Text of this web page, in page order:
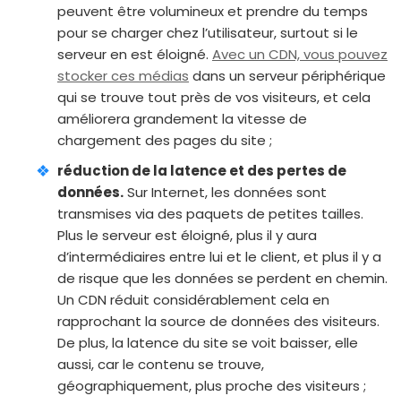
peuvent être volumineux et prendre du temps
pour se charger chez l’utilisateur, surtout si le
serveur en est éloigné. Avec un CDN, vous pouvez
stocker ces médias dans un serveur périphérique
qui se trouve tout près de vos visiteurs, et cela
améliorera grandement la vitesse de
chargement des pages du site ;
réduction de la latence et des pertes de
données.Sur Internet, les données sont
transmises via des paquets de petites tailles.
Plus le serveur est éloigné, plus il y aura
d’intermédiaires entre lui et le client, et plus il y a
de risque que les données se perdent en chemin.
Un CDN réduit considérablement cela en
rapprochant la source de données des visiteurs.
De plus, la latence du site se voit baisser, elle
aussi, car le contenu se trouve,
géographiquement, plus proche des visiteurs ;